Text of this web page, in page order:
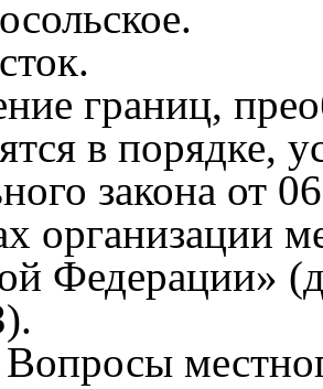
границ,
в порядке,
закона
организации
Федерации»